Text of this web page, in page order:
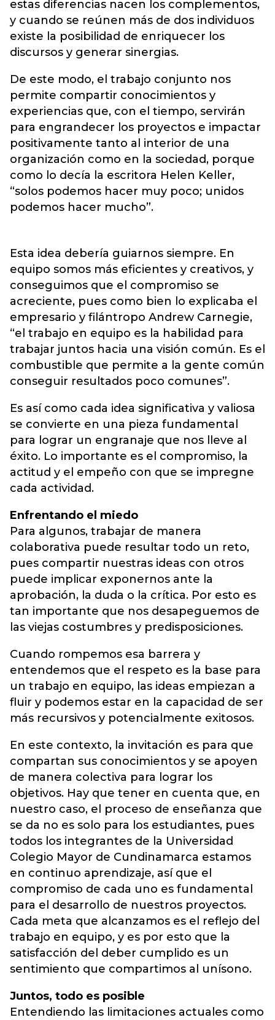
estas diferencias nacen los complementos,
y cuando se reúnen más de dos individuos
existe la posibilidad de enriquecer los
discursos y generar sinergias.
De este modo, el trabajo conjunto nos
permite compartir conocimientos y
experiencias que, con el tiempo, servirán
para engrandecer los proyectos e impactar
positivamente tanto al interior de una
organización como en la sociedad, porque
como lo decía la escritora Helen Keller,
“solos podemos hacer muy poco; unidos
podemos hacer mucho”.
Esta idea debería guiarnos siempre. En
equipo somos más eficientes y creativos, y
conseguimos que el compromiso se
acreciente, pues como bien lo explicaba el
empresario y filántropo Andrew Carnegie,
“el trabajo en equipo es la habilidad para
trabajar juntos hacia una visión común. Es el
combustible que permite a la gente común
conseguir resultados poco comunes”.
Es así como cada idea significativa y valiosa
se convierte en una pieza fundamental
para lograr un engranaje que nos lleve al
éxito. Lo importante es el compromiso, la
actitud y el empeño con que se impregne
cada actividad.
Enfrentando el miedo
Para algunos, trabajar de manera
colaborativa puede resultar todo un reto,
pues compartir nuestras ideas con otros
puede implicar exponernos ante la
aprobación, la duda o la crítica. Por esto es
tan importante que nos desapeguemos de
las viejas costumbres y predisposiciones.
Cuando rompemos esa barrera y
entendemos que el respeto es la base para
un trabajo en equipo, las ideas empiezan a
fluir y podemos estar en la capacidad de ser
más recursivos y potencialmente exitosos.
En este contexto, la invitación es para que
compartan sus conocimientos y se apoyen
de manera colectiva para lograr los
objetivos. Hay que tener en cuenta que, en
nuestro caso, el proceso de enseñanza que
se da no es solo para los estudiantes, pues
todos los integrantes de la Universidad
Colegio Mayor de Cundinamarca estamos
en continuo aprendizaje, así que el
compromiso de cada uno es fundamental
para el desarrollo de nuestros proyectos.
Cada meta que alcanzamos es el reflejo del
trabajo en equipo, y es por esto que la
satisfacción del deber cumplido es un
sentimiento que compartimos al unísono.
Juntos, todo es posible
Entendiendo las limitaciones actuales como